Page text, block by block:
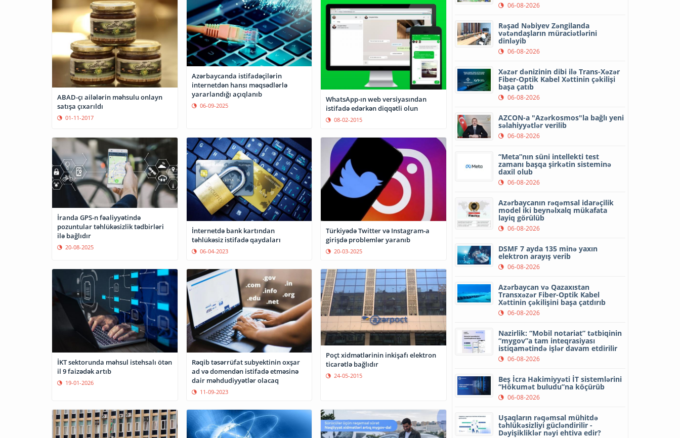
ABAD-çı ailələrin məhsulu onlayn
satışa çıxarıldı
01-11-2017
Azərbaycanda istifadəçilərin
internetdən hansı məqsədlərlə
yararlandığı açıqlanıb
06-09-2025
WhatsApp-ın web versiyasından
istifadə edərkən diqqətli olun
08-02-2015
İranda GPS-n fəaliyyətində
pozuntular təhlükəsizlik tədbirləri
ilə bağlıdır
20-08-2025
İnternetdə bank kartından
təhlükəsiz istifadə qaydaları
06-04-2023
​Türkiyədə Twitter və Instagram-a
girişdə problemlər yaranıb
20-03-2025
İKT sektorunda məhsul istehsalı ötən
il 9 faizədək artıb
19-01-2026
Rəqib təsərrüfat subyektinin oxşar
ad və domendən istifadə etməsinə
dair məhdudiyyətlər olacaq
11-09-2023
Poçt xidmətlərinin inkişafı elektron
ticarətlə bağlıdır
24-05-2015
06-08-2026
Rəşad Nəbiyev Zəngilanda
vətəndaşların müraciətlərini
dinləyib
06-08-2026
Xəzər dənizinin dibi ilə Trans-Xəzər
Fiber-Optik Kabel Xəttinin çəkilişi
başa çatıb
06-08-2026
AZCON-a "Azərkosmos"la bağlı yeni
səlahiyyətlər verilib
06-08-2026
“Meta”nın süni intellekti test
zamanı başqa şirkətin sisteminə
daxil olub
06-08-2026
Azərbaycanın rəqəmsal idarəçilik
model iki beynəlxalq mükafata
layiq görülüb
06-08-2026
DSMF 7 ayda 135 minə yaxın
elektron arayış verib
06-08-2026
Azərbaycan və Qazaxıstan
Transxəzər Fiber-Optik Kabel
Xəttinin çəkilişini başa çatdırıb
06-08-2026
Nazirlik: “Mobil notariat” tətbiqinin
“mygov”a tam inteqrasiyası
istiqamətində işlər davam etdirilir
06-08-2026
Beş İcra Hakimiyyəti İT sistemlərini
“Hökumət buludu”na köçürüb
06-08-2026
Uşaqların rəqəmsal mühitdə
təhlükəsizliyi gücləndirilir -
Dəyişikliklər nəyi ehtiva edir?